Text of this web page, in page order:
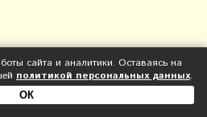
сайта и аналитики. Оставаясь на
политикой персональных данных.
ОК